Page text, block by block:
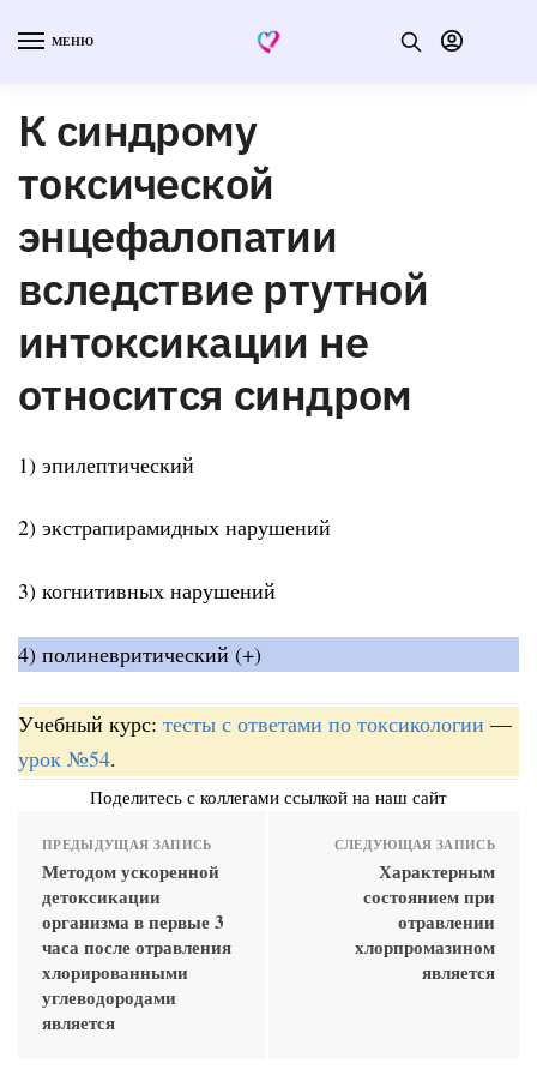
МЕНЮ
К синдрому
токсической
энцефалопатии
вследствие ртутной
интоксикации не
относится синдром
1) эпилептический
2) экстрапирамидных нарушений
3) когнитивных нарушений
4) полиневритический (+)
Учебный курс: тесты с ответами по токсикологии —
урок №54.
Поделитесь с коллегами ссылкой на наш сайт
ПРЕДЫДУЩАЯ ЗАПИСЬ
Методом ускоренной
детоксикации
организма в первые 3
часа после отравления
хлорированными
углеводородами
является
СЛЕДУЮЩАЯ ЗАПИСЬ
Характерным
состоянием при
отравлении
хлорпромазином
является